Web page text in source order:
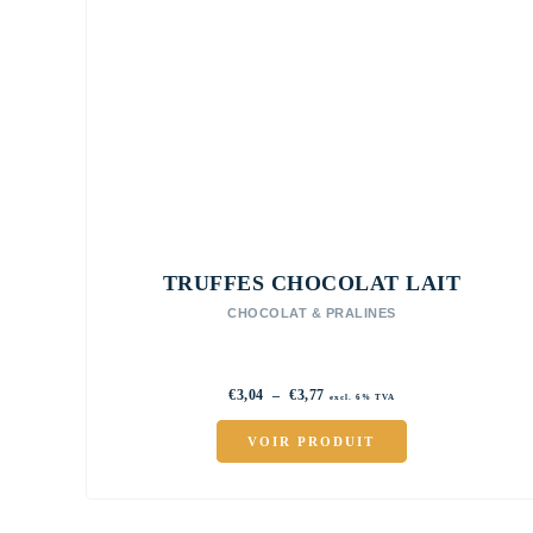
TRUFFES CHOCOLAT LAIT
CHOCOLAT & PRALINES
€3,04 – €3,77Plage
prix :
excl. 6% TVA
VOIR PRODUIT